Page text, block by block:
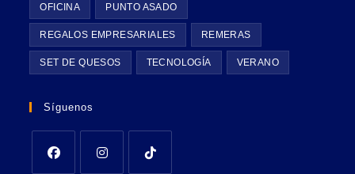
OFICINA PUNTO ASADO
REGALOS EMPRESARIALES REMERAS
SET DE QUESOS TECNOLOGÍA VERANO
Síguenos